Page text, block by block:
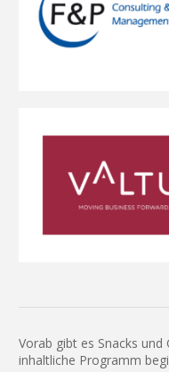
Vorab gibt es Snacks
inhaltliche Programm